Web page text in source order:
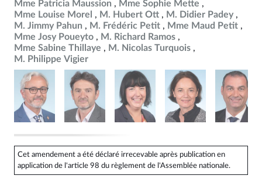
Mme Patricia Maussion
Mme Sophie Mette
Mme Louise Morel
M. Hubert Ott
M. Didier Padey
M. Jimmy Pahun
M. Frédéric Petit
Mme Maud Petit
Mme Josy Poueyto
M. Richard Ramos
Mme Sabine Thillaye
M. Nicolas Turquois
M. Philippe Vigier
Cet amendement a été déclaré irrecevable après publication en
application de l'article 98 du règlement de l'Assemblée nationale.